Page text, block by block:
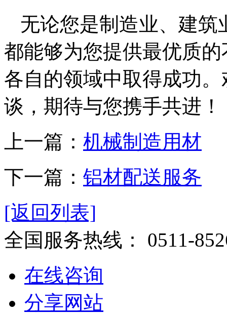
无论您是制造业、建
都能够为您提供最优质
各自的领域中取得成功
谈，期待与您携手共进！
上一篇： 机械制造用材
下一篇： 铝材配送服务
[返回列表]
全国服务热线： 0511-
在线咨询
分享网站